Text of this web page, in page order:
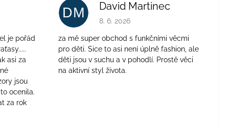
4 z 5 hvězdiček.
je pořád
asi za
jsou
ocenila.
za rok
DM David Martinec
Hodnocení obchodu je 5 z 5 hvězdiček.
8. 6. 2026
za mě super obchod s funkčními věcmi
pro děti. Sice to asi není úplně fashion, ale
děti jsou v suchu a v pohodlí. Prostě věci
na aktivní styl života.